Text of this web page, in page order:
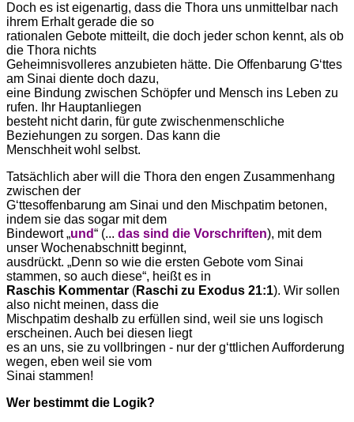
Doch es ist eigenartig, dass die Thora uns unmittelbar nach
ihrem Erhalt gerade die so
rationalen Gebote mitteilt, die doch jeder schon kennt, als ob
die Thora nichts
Geheimnisvolleres anzubieten hätte. Die Offenbarung G‘ttes
am Sinai diente doch dazu,
eine Bindung zwischen Schöpfer und Mensch ins Leben zu
rufen. Ihr Hauptanliegen
besteht nicht darin, für gute zwischenmenschliche
Beziehungen zu sorgen. Das kann die
Menschheit wohl selbst.
Tatsächlich aber will die Thora den engen Zusammenhang
zwischen der
G‘ttesoffenbarung am Sinai und den Mischpatim betonen,
indem sie das sogar mit dem
Bindewort „und“ (... das sind die Vorschriften), mit dem
unser Wochenabschnitt beginnt,
ausdrückt. „Denn so wie die ersten Gebote vom Sinai
stammen, so auch diese“, heißt es in
Raschis Kommentar (Raschi zu Exodus 21:1). Wir sollen
also nicht meinen, dass die
Mischpatim deshalb zu erfüllen sind, weil sie uns logisch
erscheinen. Auch bei diesen liegt
es an uns, sie zu vollbringen - nur der g‘ttlichen Aufforderung
wegen, eben weil sie vom
Sinai stammen!
Wer bestimmt die Logik?